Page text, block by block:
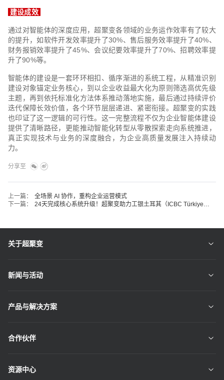
建设成效
通过对智能体的深度应用，超聚变各领域的业务运作效率有了较大
的提升，如软件开发效率提升了30%、售后服务效率提升了40%、
财务报销效率提升了45%、会议纪要效率提升了70%、招聘效率提
升了90%等。
智能体的建设是一套环环相扣、循序渐进的系统工程，从精准识别
建设对象锚定业务核心，到以企业收益最大化为原则筛选高优先级
主题，再到依托标准化方法体系推动落地实施，最后通过持续评价
迭代保障长效价值，各个环节层层递进、紧密衔接。超聚变的实践
也印证了这一逻辑的可行性。这一完整流程不仅为企业智能体建设
提供了清晰路径，更能推动智能化转型从零散探索走向系统推进，
真正实现技术与业务的深度融合，为企业高质量发展注入持续动
力。
分享至
上一篇：
全场景 AI 协作，重构企业运营模式
下一篇：
24天完成核心系统升级！超聚变助力工银土耳其（ICBC Türkiye）打造金融加速度
关于超聚变
新闻与活动
产品与解决方案
合作伙伴
资源中心